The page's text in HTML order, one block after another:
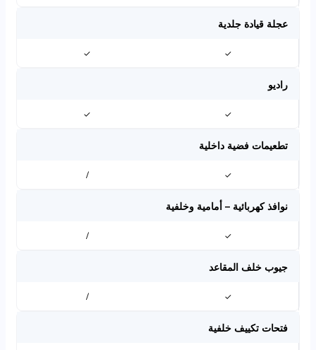
عجلة قيادة جلدية
✓
✓
راديو
✓
✓
تطعيمات فضية داخلية
✓
/
نوافذ كهربائية – أمامية وخلفية
✓
/
جيوب خلف المقاعد
✓
/
فتحات تكييف خلفية